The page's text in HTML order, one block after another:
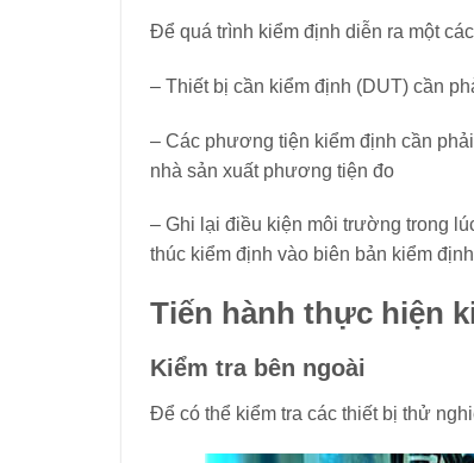
Để quá trình kiểm định diễn ra một
– Thiết bị cần kiểm định (DUT) cần
– Các phương tiện kiểm định cần
nhà sản xuất phương tiện đo
– Ghi lại điều kiện môi trường trong
thúc kiểm định vào biên bản kiểm
Tiến hành thực hiện
Kiểm tra bên ngoài
Để có thể kiểm tra các thiết bị thử